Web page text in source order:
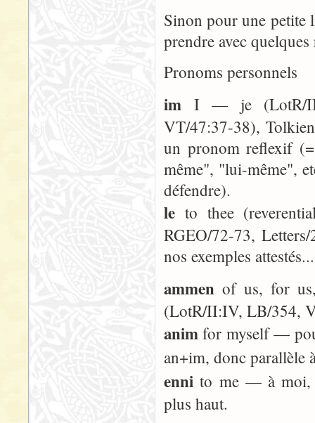
Sinon pour une petite
prendre avec quelques
Pronoms personnels
im I — je (LotR/
VT/47:37-38),
un pronom reflexif
même", "lui-même",
défendre).
le to thee
RGEO/72-73,
nos exemples attestés...
ammen of us, for
(LotR/II:IV, LB/354,
anim for myself —
an+im, donc parallèle
enni to me — à moi,
plus haut.